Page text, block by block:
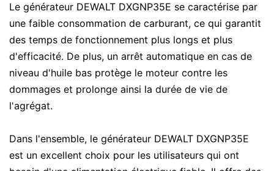
Le générateur DEWALT DXGNP35E se caractérise par
une faible consommation de carburant, ce qui garantit
des temps de fonctionnement plus longs et plus
d'efficacité. De plus, un arrêt automatique en cas de
niveau d'huile bas protège le moteur contre les
dommages et prolonge ainsi la durée de vie de
l'agrégat.
Dans l'ensemble, le générateur DEWALT DXGNP35E
est un excellent choix pour les utilisateurs qui ont